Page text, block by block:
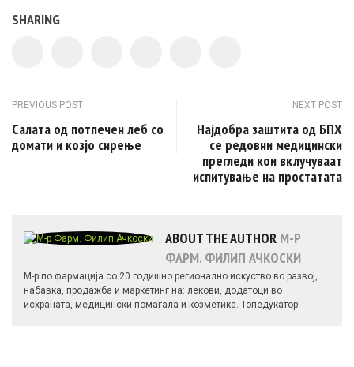
SHARING
Post navigation
PREVIOUS POST
Салата од потпечен леб со
домати и козјо сирење
NEXT POST
Најдобра заштита од БПХ
се редовни медицински
прегледи кои вклучуваат
испитување на простатата
ABOUT THE AUTHOR М-Р
ФАРМ. ФИЛИП АЧКОСКИ
М-р по фармација со 20 годишно регионално искуство во развој,
набавка, продажба и маркетинг на: лекови, додатоци во
исхраната, медицински помагала и козметика. Топедукатор!